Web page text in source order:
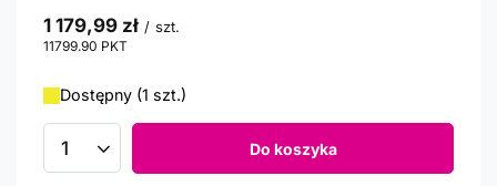
1 179,99 zł / szt.
11799.90 PKT
Dostępny (1 szt.)
Ilość produktów Do koszyka